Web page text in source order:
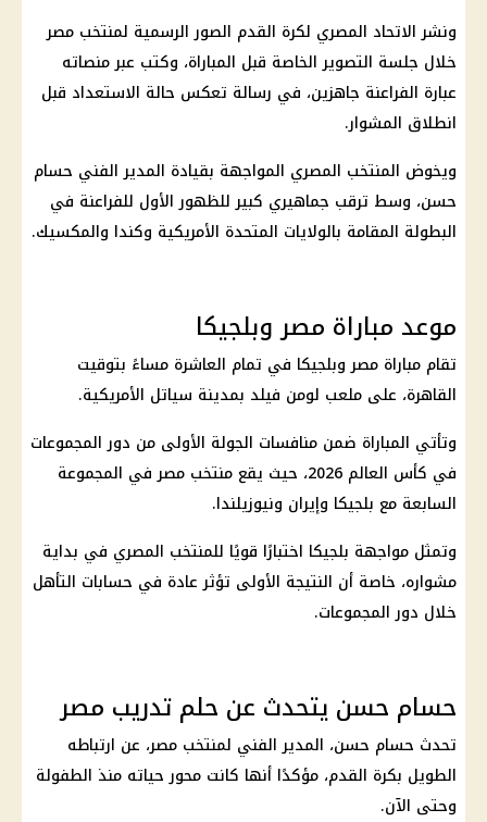
ونشر الاتحاد المصري لكرة القدم الصور الرسمية لمنتخب مصر
خلال جلسة التصوير الخاصة قبل المباراة، وكتب عبر منصاته
عبارة الفراعنة جاهزين، في رسالة تعكس حالة الاستعداد قبل
انطلاق المشوار.
ويخوض المنتخب المصري المواجهة بقيادة المدير الفني حسام
حسن، وسط ترقب جماهيري كبير للظهور الأول للفراعنة في
البطولة المقامة بالولايات المتحدة الأمريكية وكندا والمكسيك.
موعد مباراة مصر وبلجيكا
تقام مباراة مصر وبلجيكا في تمام العاشرة مساءً بتوقيت
القاهرة، على ملعب لومن فيلد بمدينة سياتل الأمريكية.
وتأتي المباراة ضمن منافسات الجولة الأولى من دور المجموعات
في كأس العالم 2026 ، حيث يقعمنتخب مصرفي المجموعة
السابعة مع بلجيكا وإيران ونيوزيلندا.
وتمثل مواجهة بلجيكا اختبارًا قويًا للمنتخب المصري في بداية
مشواره، خاصة أن النتيجة الأولى تؤثر عادة في حسابات التأهل
خلال دور المجموعات.
حسام حسن يتحدث عن حلم تدريب مصر
تحدث حسام حسن، المدير الفني لمنتخب مصر، عن ارتباطه
الطويل بكرة القدم، مؤكدًا أنها كانت محور حياته منذ الطفولة
وحتى الآن.